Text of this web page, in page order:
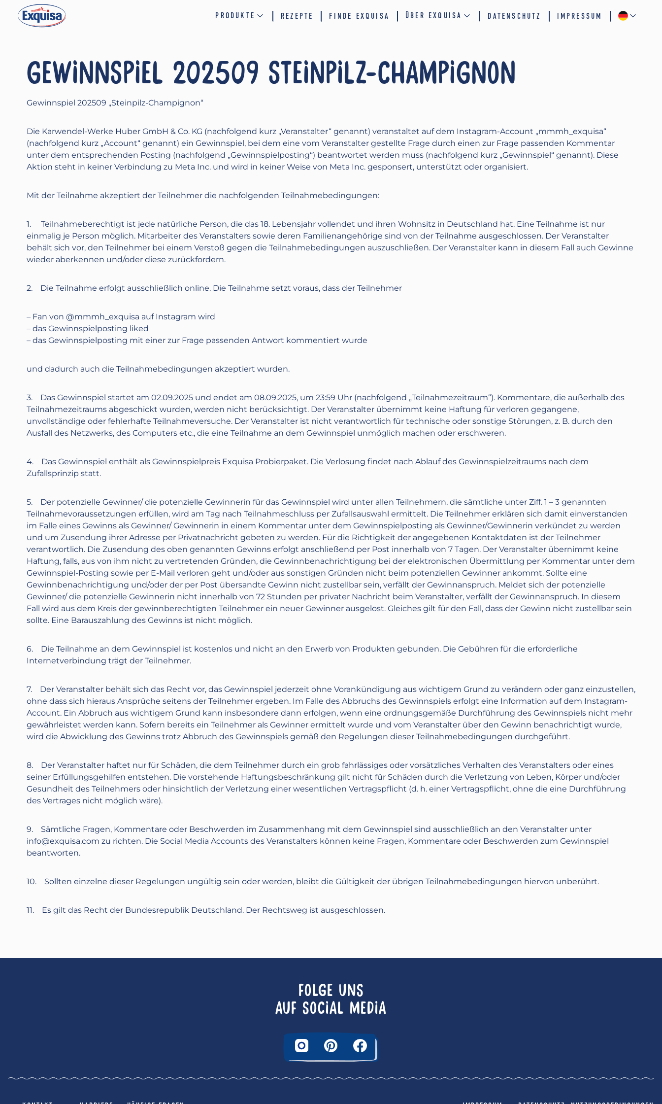
PRODUKTE REZEPTE FINDE EXQUISA ÜBER EXQUISA DATENSCHUTZ IMPRESSUM
GEWINNSPIEL 202509 STEINPILZ-CHAMPIGNON
Gewinnspiel 202509 „Steinpilz-Champignon“
Die Karwendel-Werke Huber GmbH & Co. KG (nachfolgend kurz „Veranstalter“ genannt) veranstaltet auf dem Instagram-Account „mmmh_exquisa“
(nachfolgend kurz „Account“ genannt) ein Gewinnspiel, bei dem eine vom Veranstalter gestellte Frage durch einen zur Frage passenden Kommentar
unter dem entsprechenden Posting (nachfolgend „Gewinnspielposting“) beantwortet werden muss (nachfolgend kurz „Gewinnspiel“ genannt). Diese
Aktion steht in keiner Verbindung zu Meta Inc. und wird in keiner Weise von Meta Inc. gesponsert, unterstützt oder organisiert.
Mit der Teilnahme akzeptiert der Teilnehmer die nachfolgenden Teilnahmebedingungen:
1. Teilnahmeberechtigt ist jede natürliche Person, die das 18. Lebensjahr vollendet und ihren Wohnsitz in Deutschland hat. Eine Teilnahme ist nur
einmalig je Person möglich. Mitarbeiter des Veranstalters sowie deren Familienangehörige sind von der Teilnahme ausgeschlossen. Der Veranstalter
behält sich vor, den Teilnehmer bei einem Verstoß gegen die Teilnahmebedingungen auszuschließen. Der Veranstalter kann in diesem Fall auch Gewinne
wieder aberkennen und/oder diese zurückfordern.
2. Die Teilnahme erfolgt ausschließlich online. Die Teilnahme setzt voraus, dass der Teilnehmer
– Fan von @mmmh_exquisa auf Instagram wird
– das Gewinnspielposting liked
– das Gewinnspielposting mit einer zur Frage passenden Antwort kommentiert wurde
und dadurch auch die Teilnahmebedingungen akzeptiert wurden.
3. Das Gewinnspiel startet am 02.09.2025 und endet am 08.09.2025, ‪um 23:59 Uhr (nachfolgend „Teilnahmezeitraum“). Kommentare, die außerhalb des
Teilnahmezeitraums abgeschickt wurden, werden nicht berücksichtigt. Der Veranstalter übernimmt keine Haftung für verloren gegangene,
unvollständige oder fehlerhafte Teilnahmeversuche. Der Veranstalter ist nicht verantwortlich für technische oder sonstige Störungen, z. B. durch den
Ausfall des Netzwerks, des Computers etc., die eine Teilnahme an dem Gewinnspiel unmöglich machen oder erschweren.
4. Das Gewinnspiel enthält als Gewinnspielpreis Exquisa Probierpaket.Die Verlosung findet nach Ablauf des Gewinnspielzeitraums nach dem
Zufallsprinzip statt.
5. Der potenzielle Gewinner/ die potenzielle Gewinnerin für das Gewinnspiel wird unter allen Teilnehmern, die sämtliche unter Ziff. 1 – 3 genannten
Teilnahmevoraussetzungen erfüllen, wird am Tag nach Teilnahmeschluss per Zufallsauswahl ermittelt. Die Teilnehmer erklären sich damit einverstanden
im Falle eines Gewinns als Gewinner/ Gewinnerin in einem Kommentar unter dem Gewinnspielposting als Gewinner/Gewinnerin verkündet zu werden
und um Zusendung ihrer Adresse per Privatnachricht gebeten zu werden. Für die Richtigkeit der angegebenen Kontaktdaten ist der Teilnehmer
verantwortlich. Die Zusendung des oben genannten Gewinns erfolgt anschließend per Post innerhalb von 7 Tagen. Der Veranstalter übernimmt keine
Haftung, falls, aus von ihm nicht zu vertretenden Gründen, die Gewinnbenachrichtigung bei der elektronischen Übermittlung per Kommentar unter dem
Gewinnspiel-Posting sowie per E-Mail verloren geht und/oder aus sonstigen Gründen nicht beim potenziellen Gewinner ankommt. Sollte eine
Gewinnbenachrichtigung und/oder der per Post übersandte Gewinn nicht zustellbar sein, verfällt der Gewinnanspruch. Meldet sich der potenzielle
Gewinner/ die potenzielle Gewinnerin nicht innerhalb von 72 Stunden per privater Nachricht beim Veranstalter, verfällt der Gewinnanspruch. In diesem
Fall wird aus dem Kreis der gewinnberechtigten Teilnehmer ein neuer Gewinner ausgelost. Gleiches gilt für den Fall, dass der Gewinn nicht zustellbar sein
sollte. Eine Barauszahlung des Gewinns ist nicht möglich.
6. Die Teilnahme an dem Gewinnspiel ist kostenlos und nicht an den Erwerb von Produkten gebunden. Die Gebühren für die erforderliche
Internetverbindung trägt der Teilnehmer.
7. Der Veranstalter behält sich das Recht vor, das Gewinnspiel jederzeit ohne Vorankündigung aus wichtigem Grund zu verändern oder ganz einzustellen,
ohne dass sich hieraus Ansprüche seitens der Teilnehmer ergeben. Im Falle des Abbruchs des Gewinnspiels erfolgt eine Information auf dem Instagram-
Account. Ein Abbruch aus wichtigem Grund kann insbesondere dann erfolgen, wenn eine ordnungsgemäße Durchführung des Gewinnspiels nicht mehr
gewährleistet werden kann. Sofern bereits ein Teilnehmer als Gewinner ermittelt wurde und vom Veranstalter über den Gewinn benachrichtigt wurde,
wird die Abwicklung des Gewinns trotz Abbruch des Gewinnspiels gemäß den Regelungen dieser Teilnahmebedingungen durchgeführt.
8. Der Veranstalter haftet nur für Schäden, die dem Teilnehmer durch ein grob fahrlässiges oder vorsätzliches Verhalten des Veranstalters oder eines
seiner Erfüllungsgehilfen entstehen. Die vorstehende Haftungsbeschränkung gilt nicht für Schäden durch die Verletzung von Leben, Körper und/oder
Gesundheit des Teilnehmers oder hinsichtlich der Verletzung einer wesentlichen Vertragspflicht (d. h. einer Vertragspflicht, ohne die eine Durchführung
des Vertrages nicht möglich wäre).
9. Sämtliche Fragen, Kommentare oder Beschwerden im Zusammenhang mit dem Gewinnspiel sind ausschließlich an den Veranstalter unter
info@exquisa.com zu richten. Die Social Media Accounts des Veranstalters können keine Fragen, Kommentare oder Beschwerden zum Gewinnspiel
beantworten.
10. Sollten einzelne dieser Regelungen ungültig sein oder werden, bleibt die Gültigkeit der übrigen Teilnahmebedingungen hiervon unberührt.
11. Es gilt das Recht der Bundesrepublik Deutschland. Der Rechtsweg ist ausgeschlossen.
FOLGE UNS
AUF SOCIAL MEDIA